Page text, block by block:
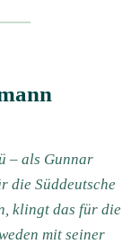
– als Gunnar
die Süddeutsche
klingt das für die
mit seiner